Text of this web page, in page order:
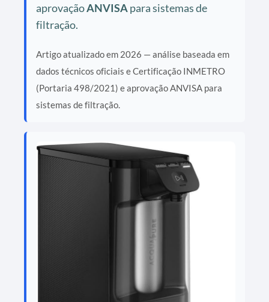
aprovaçãoANVISApara sistemas de
filtração.
Artigo atualizado em 2026 — análise baseada em
dados técnicos oficiais e Certificação INMETRO
(Portaria 498/2021) e aprovação ANVISA para
sistemas de filtração.